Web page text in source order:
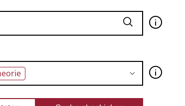
🛈
🛈